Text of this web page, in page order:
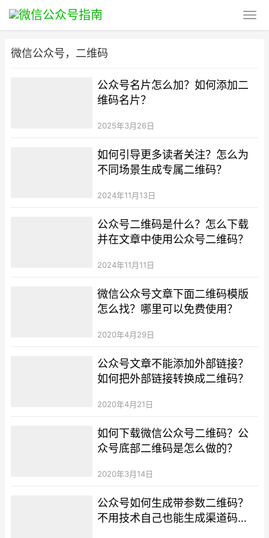
微信公众号，二维码
公众号名片怎么加？如何添加二
维码名片？
2025年3月26日
如何引导更多读者关注？怎么为
不同场景生成专属二维码？
2024年11月13日
公众号二维码是什么？怎么下载
并在文章中使用公众号二维码？
2024年11月11日
微信公众号文章下面二维码模版
怎么找？哪里可以免费使用？
2020年4月29日
公众号文章不能添加外部链接？
如何把外部链接转换成二维码？
2020年4月21日
如何下载微信公众号二维码？公
众号底部二维码是怎么做的？
2020年3月14日
公众号如何生成带参数二维码？
不用技术自己也能生成渠道码